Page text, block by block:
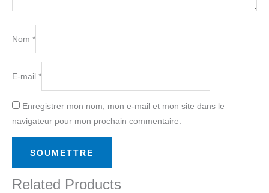
Nom *
E-mail *
Enregistrer mon nom, mon e-mail et mon site dans le
navigateur pour mon prochain commentaire.
Related Products